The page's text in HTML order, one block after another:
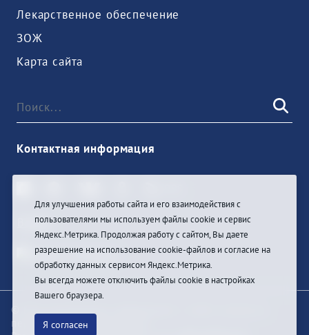
Лекарственное обеспечение
ЗОЖ
Карта сайта
Контактная информация
Войти
© При цитировании информации с сайта ссылка на
первоисточник обязательна
Для улучшения работы сайта и его взаимодействия с
пользователями мы используем файлы cookie и сервис
Яндекс.Метрика. Продолжая работу с сайтом, Вы даете
разрешение на использование cookie-файлов и согласие на
обработку данных сервисом Яндекс.Метрика.
Вы всегда можете отключить файлы cookie в настройках
Вашего браузера.
Я согласен